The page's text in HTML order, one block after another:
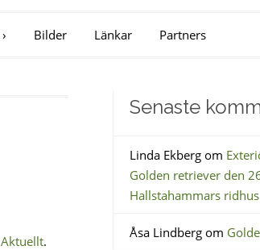
› Bilder Länkar Partners
Aktuellt.
Senaste
Linda Ekbergom
Golden retriever den
Hallstahammars ridhus
Åsa Lindbergom